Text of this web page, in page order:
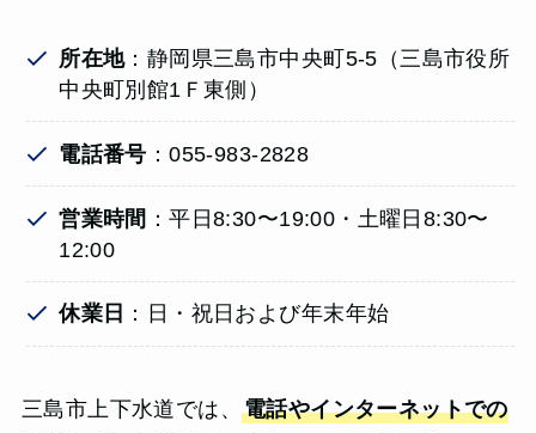
所在地：静岡県三島市中央町5-5（三島市役所
中央町別館1Ｆ東側）
電話番号 ：055-983-2828
営業時間 ：平日8:30〜19:00・土曜日8:30〜
12:00
休業日 ：日・祝日および年末年始
三島市上下水道では、 電話やインターネットでの